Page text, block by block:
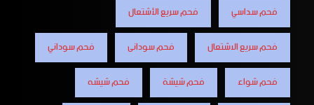
فحم سداسي
فحم سريع الأشتعال
فحم سريع الاشتعال
فحم سودانى
فحم سوداني
فحم شواء
فحم شيشة
فحم شيشه